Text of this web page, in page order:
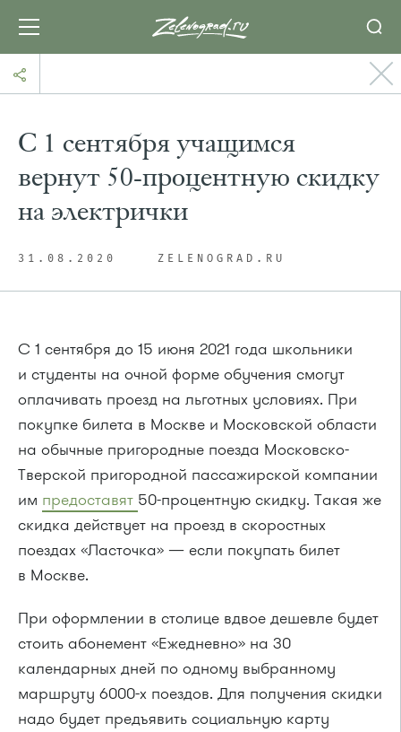
С 1 сентября учащимся
вернут 50-процентную скидку
на электрички
31.08.2020 ZELENOGRAD.RU
С 1 сентября до 15 июня 2021 года школьники
и студенты на очной форме обучения смогут
оплачивать проезд на льготных условиях. При
покупке билета в Москве и Московской области
на обычные пригородные поезда Московско-
Тверской пригородной пассажирской компании
им предоставят 50-процентную скидку. Такая же
скидка действует на проезд в скоростных
поездах «Ласточка» — если покупать билет
в Москве.
При оформлении в столице вдвое дешевле будет
стоить абонемент «Ежедневно» на 30
календарных дней по одному выбранному
маршруту 6000-х поездов. Для получения скидки
надо будет предъявить социальную карту